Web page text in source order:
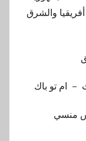
والشرق
باك